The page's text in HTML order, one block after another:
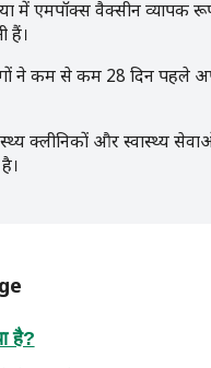
में एमपॉक्स वैक्सीन
हैं।
ने कम से कम 28 दिन पहले
क्लीनिकों और स्वास्थ्य
है?